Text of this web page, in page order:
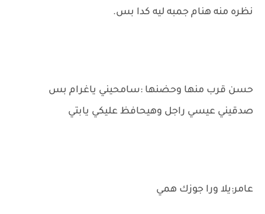
نظره منه هنام جمبه ليه كدا بس.
حسن قرب منها وحضنها :سامحيني ياغرام بس
صدقيني عيسي راجل وهيحافظ عليكي يابتي
عامر:يلا ورا جوزك همي